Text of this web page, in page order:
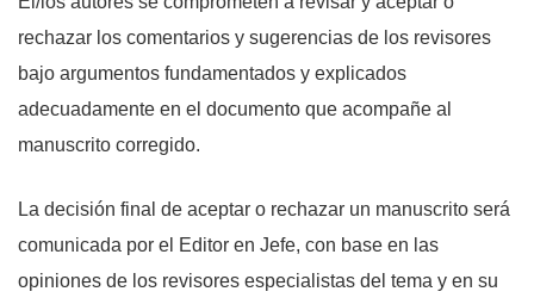
rechazar los comentarios y sugerencias de los revisores
bajo argumentos fundamentados y explicados
adecuadamente en el documento que acompañe al
manuscrito corregido.
La decisión final de aceptar o rechazar un manuscrito será
comunicada por el Editor en Jefe, con base en las
opiniones de los revisores especialistas del tema y en su